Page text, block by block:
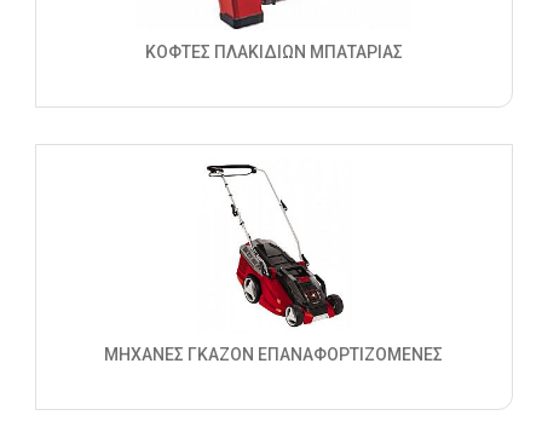
ΚΟΦΤΕΣ ΠΛΑΚΙΔΙΩΝ ΜΠΑΤΑΡΙΑΣ
ΜΗΧΑΝΕΣ ΓΚΑΖΟΝ ΕΠΑΝΑΦΟΡΤΙΖΟΜΕΝΕΣ